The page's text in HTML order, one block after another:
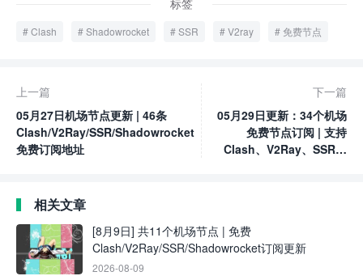
标签
Clash Shadowrocket SSR V2ray 免费节点
上一篇
05月27日机场节点更新 | 46条
Clash/V2Ray/SSR/Shadowrocket
免费订阅地址
下一篇
05月29日更新：34个机场
免费节点订阅 | 支持
Clash、V2Ray、SSR、
相关文章
[8月9日] 共11个机场节点 | 免费
Clash/V2Ray/SSR/Shadowrocket订阅更新
2026-08-09